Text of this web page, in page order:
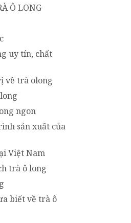
Ô LONG
uy tín, chất
về trà olong
ngon
sản xuất của
Việt Nam
trà ô long
biết về trà ô